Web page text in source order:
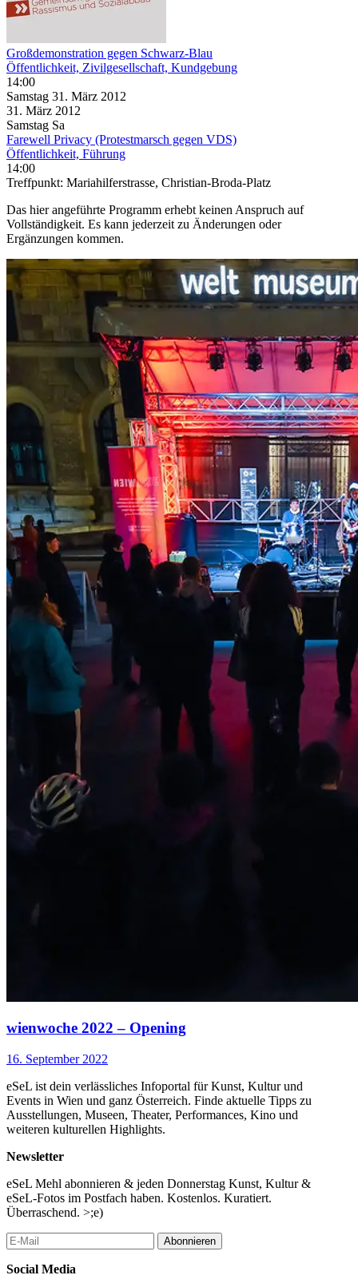
Großdemonstration gegen Schwarz-Blau
Öffentlichkeit, Zivilgesellschaft, Kundgebung
14:00
Samstag 31. März 2012
31. März 2012
Samstag Sa
Farewell Privacy (Protestmarsch gegen VDS)
Öffentlichkeit, Führung
14:00
Treffpunkt: Mariahilferstrasse, Christian-Broda-Platz
Das hier angeführte Programm erhebt keinen Anspruch auf
Vollständigkeit. Es kann jederzeit zu Änderungen oder
Ergänzungen kommen.
wienwoche 2022 – Opening
16. September 2022
eSeL ist dein verlässliches Infoportal für Kunst, Kultur und
Events in Wien und ganz Österreich. Finde aktuelle Tipps zu
Ausstellungen, Museen, Theater, Performances, Kino und
weiteren kulturellen Highlights.
Newsletter
eSeL Mehl abonnieren & jeden Donnerstag Kunst, Kultur &
eSeL-Fotos im Postfach haben. Kostenlos. Kuratiert.
Überraschend. >;e)
Abonnieren
Social Media